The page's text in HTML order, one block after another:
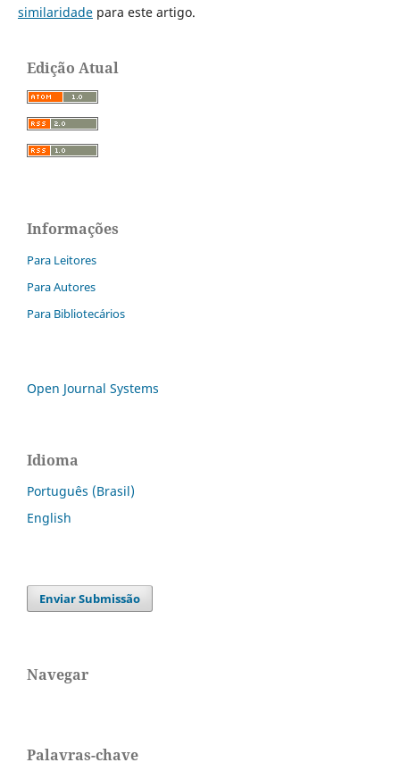
similaridadepara este artigo.
Edição Atual
Informações
Para Leitores
Para Autores
Para Bibliotecários
Open Journal Systems
Idioma
Português (Brasil)
English
Enviar Submissão
Navegar
Palavras-chave